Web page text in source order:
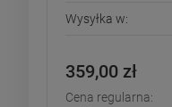
Wysyłka w:
359,00 zł
Cena regularna: